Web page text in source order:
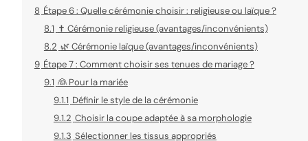
8 Étape 6 : Quelle cérémonie choisir : religieuse ou laïque ?
8.1 ✝️ Cérémonie religieuse (avantages/inconvénients)
8.2 🌿 Cérémonie laïque (avantages/inconvénients)
9 Étape 7 : Comment choisir ses tenues de mariage ?
9.1 👰 Pour la mariée
9.1.1 Définir le style de la cérémonie
9.1.2 Choisir la coupe adaptée à sa morphologie
9.1.3 Sélectionner les tissus appropriés